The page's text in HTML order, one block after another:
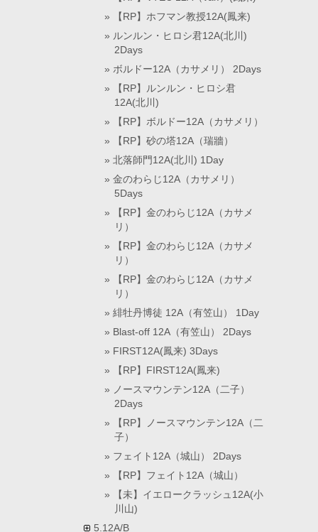
【RP】ホフマン教授12A(鳳来)
ルンルン・ヒロシ君12A(北川)
2Days
ボルドー12A（カサメリ） 2Days
【RP】ルンルン・ヒロシ君
12A(北川)
【RP】ボルドー12A（カサメリ）
【RP】砂の塔12A（瑞牆）
北落師門12A(北川) 1Day
金のわらじ12A（カサメリ）
5Days
【RP】金のわらじ12A（カサメ
リ）
【RP】金のわらじ12A（カサメ
リ）
【RP】金のわらじ12A（カサメ
リ）
緋牡丹博徒 12A（有笠山） 1Day
Blast-off 12A（有笠山） 2Days
FIRST12A(鳳来) 3Days
【RP】FIRST12A(鳳来)
ノースマウンテン12A（二子）
2Days
【RP】ノースマウンテン12A（二
子）
フェイト12A（城山） 2Days
【RP】フェイト12A（城山）
【未】イエロークラッシュ12A(小
川山)
5.12A/B